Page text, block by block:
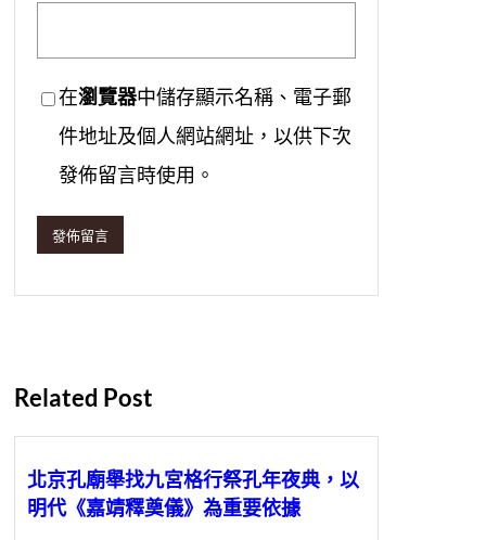
在瀏覽器中儲存顯示名稱、電子郵
件地址及個人網站網址，以供下次
發佈留言時使用。
Related Post
北京孔廟舉找九宮格行祭孔年夜典，以
明代《嘉靖釋奠儀》為重要依據